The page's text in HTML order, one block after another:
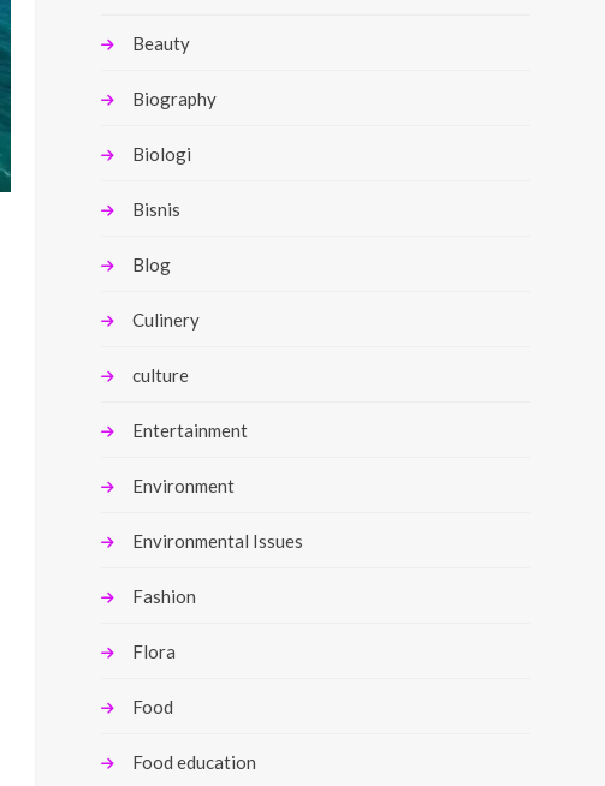
Beauty
Biography
Biologi
Bisnis
Blog
Culinery
culture
Entertainment
Environment
Environmental Issues
Fashion
Flora
Food
Food education